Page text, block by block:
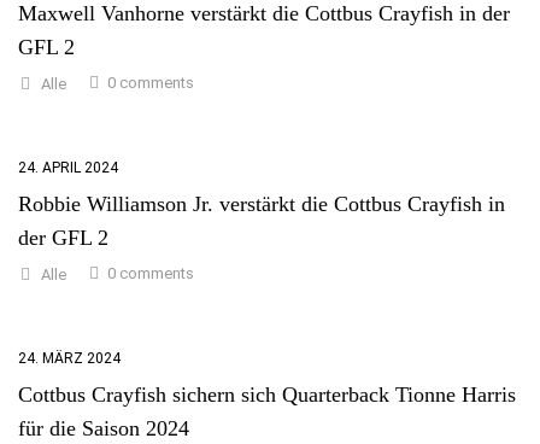
Maxwell Vanhorne verstärkt die Cottbus Crayfish in der
GFL 2
Alle 0 comments
24. APRIL 2024
Robbie Williamson Jr. verstärkt die Cottbus Crayfish in
der GFL 2
Alle 0 comments
24. MÄRZ 2024
Cottbus Crayfish sichern sich Quarterback Tionne Harris
für die Saison 2024